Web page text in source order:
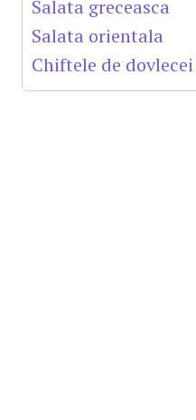
Salata greceasca
Salata orientala
Chiftele de dovlecei